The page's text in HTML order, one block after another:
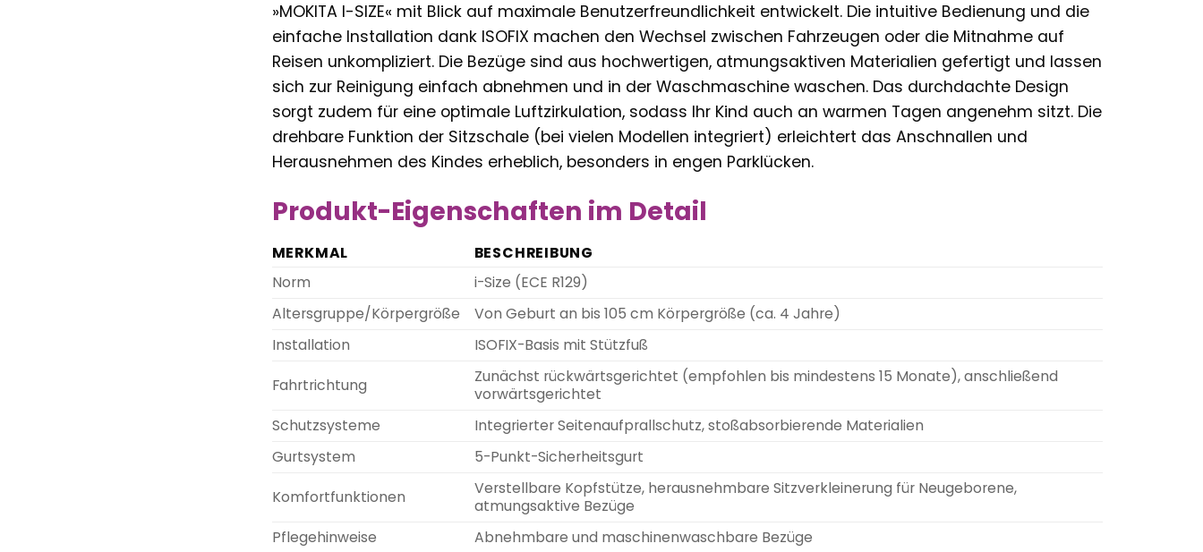
»MOKITA I-SIZE« mit Blick auf maximale Benutzerfreundlichkeit entwickelt. Die intuitive Bedienung und die
einfache Installation dank ISOFIX machen den Wechsel zwischen Fahrzeugen oder die Mitnahme auf
Reisen unkompliziert. Die Bezüge sind aus hochwertigen, atmungsaktiven Materialien gefertigt und lassen
sich zur Reinigung einfach abnehmen und in der Waschmaschine waschen. Das durchdachte Design
sorgt zudem für eine optimale Luftzirkulation, sodass Ihr Kind auch an warmen Tagen angenehm sitzt. Die
drehbare Funktion der Sitzschale (bei vielen Modellen integriert) erleichtert das Anschnallen und
Herausnehmen des Kindes erheblich, besonders in engen Parklücken.
Produkt-Eigenschaften im Detail
MERKMAL
BESCHREIBUNG
Norm
i-Size (ECE R129)
Altersgruppe/Körpergröße
Von Geburt an bis 105 cm Körpergröße (ca. 4 Jahre)
Installation
ISOFIX-Basis mit Stützfuß
Fahrtrichtung
Zunächst rückwärtsgerichtet (empfohlen bis mindestens 15 Monate), anschließend
vorwärtsgerichtet
Schutzsysteme
Integrierter Seitenaufprallschutz, stoßabsorbierende Materialien
Gurtsystem
5-Punkt-Sicherheitsgurt
Komfortfunktionen
Verstellbare Kopfstütze, herausnehmbare Sitzverkleinerung für Neugeborene,
atmungsaktive Bezüge
Pflegehinweise
Abnehmbare und maschinenwaschbare Bezüge